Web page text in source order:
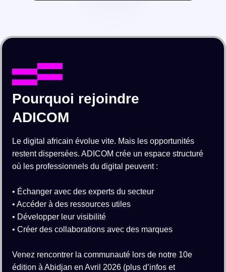
Pourquoi rejoindre
ADICOM
Le digital africain évolue vite. Mais les opportunités
restent dispersées. ADICOM crée un espace structuré
où les professionnels du digital peuvent :
• Échanger avec des experts du secteur
• Accéder à des ressources utiles
• Développer leur visibilité
• Créer des collaborations avec des marques
Venez rencontrer la communauté lors de notre 10e
édition à Abidjan en Avril 2026 (plus d’infos et